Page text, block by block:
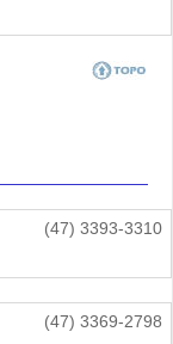
(47) 3393-3310
(47) 3369-2798